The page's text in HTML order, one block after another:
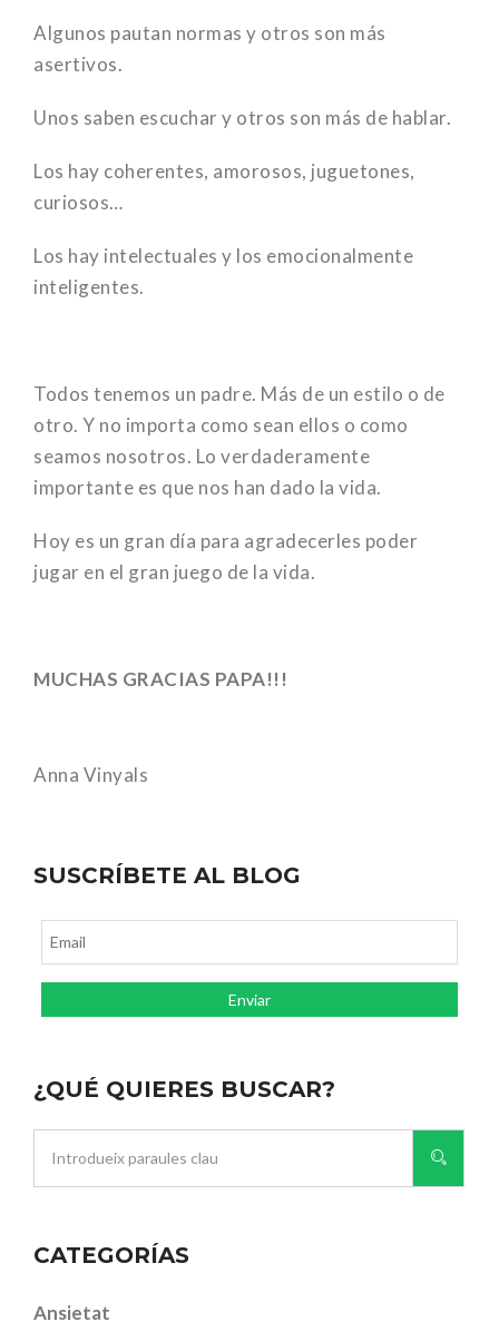
Algunos pautan normas y otros son más
asertivos.
Unos saben escuchar y otros son más de hablar.
Los hay coherentes, amorosos, juguetones,
curiosos…
Los hay intelectuales y los emocionalmente
inteligentes.
Todos tenemos un padre. Más de un estilo o de
otro. Y no importa como sean ellos o como
seamos nosotros. Lo verdaderamente
importante es que nos han dado la vida.
Hoy es un gran día para agradecerles poder
jugar en el gran juego de la vida.
MUCHAS GRACIAS PAPA!!!
Anna Vinyals
SUSCRÍBETE AL BLOG
¿QUÉ QUIERES BUSCAR?
CATEGORÍAS
Ansietat